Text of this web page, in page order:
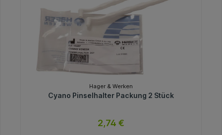
Hager & Werken
Cyano Pinselhalter Packung 2 Stück
2,74 €